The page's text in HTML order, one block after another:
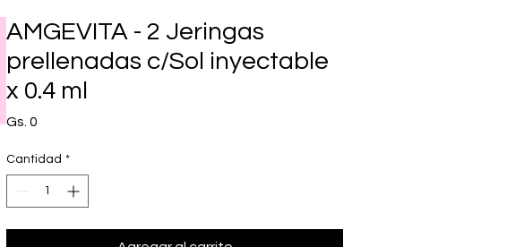
AMGEVITA - 2 Jeringas
prellenadas c/Sol inyectable
x 0.4 ml
Gs. 0
Cantidad *